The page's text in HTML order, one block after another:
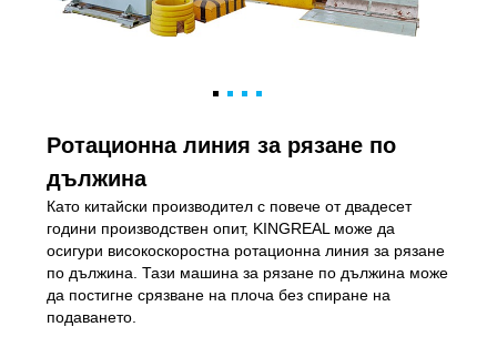
Ротационна линия за рязане по
дължина
Като китайски производител с повече от двадесет
години производствен опит, KINGREAL може да
осигури високоскоростна ротационна линия за рязане
по дължина. Тази машина за рязане по дължина може
да постигне срязване на плоча без спиране на
подаването.